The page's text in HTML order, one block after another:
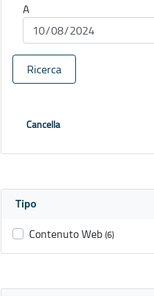
A
Ricerca
Cancella
Tipo
Contenuto Web (6)